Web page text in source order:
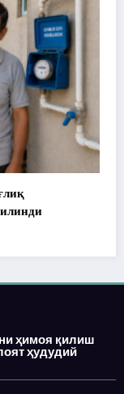
ҳимоя қилиш
ҳудудий